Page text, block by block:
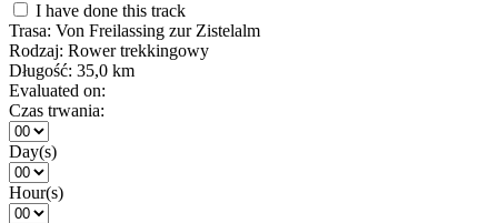
I have done this track
Trasa: Von Freilassing zur Zistelalm
Rodzaj: Rower trekkingowy
Długość: 35,0 km
Evaluated on:
Czas trwania:
Day(s)
Hour(s)